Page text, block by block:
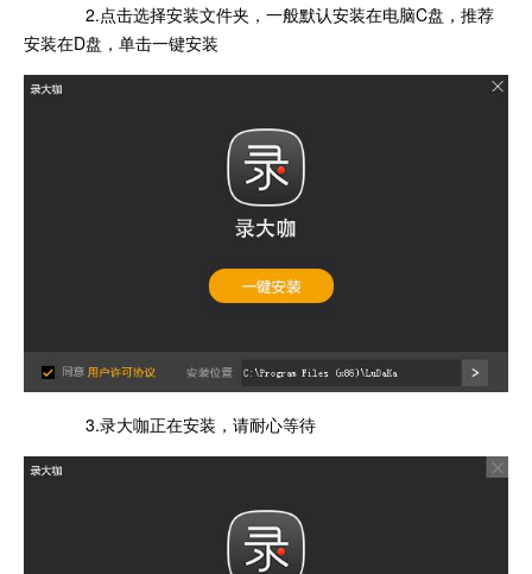
2.点击选择安装文件夹，一般默认安装在电脑C盘，推荐
安装在D盘，单击一键安装
3.录大咖正在安装，请耐心等待